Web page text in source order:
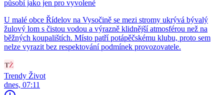
působí jako jen pro vyvolené
U malé obce Řídelov na Vysočině se mezi stromy ukrývá bývalý
žulový lom s čistou vodou a výrazně klidnější atmosférou než na
běžných koupalištích. Místo patří potápěčskému klubu, proto sem
nelze vyrazit bez respektování podmínek provozovatele.
Trendy Život
dnes, 07:11